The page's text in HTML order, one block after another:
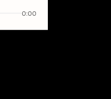
0:00